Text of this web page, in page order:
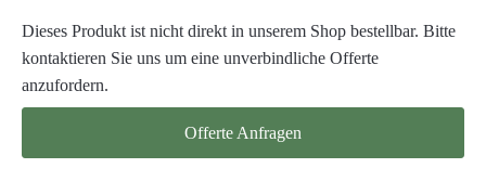
Dieses Produkt ist nicht direkt in unserem Shop bestellbar. Bitte
kontaktieren Sie uns um eine unverbindliche Offerte
anzufordern.
Offerte Anfragen